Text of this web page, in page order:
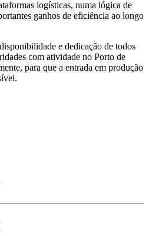
logísticas, numa lógica de
ganhos de eficiência ao longo
e dedicação de todos
com atividade no Porto de
para que a entrada em produção